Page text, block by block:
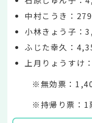
中村こうき：
小林きょう子：
ふじた幸久：
上月りょうすけ
※無効票：
※持帰り票：1